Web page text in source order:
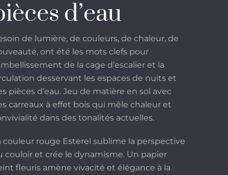
d’eau
de lumière, de couleurs, de chaleur, de
ont été les mots clefs pour
de la cage d’escalier et la
desservant les espaces de nuits et
pièces d’eau. Jeu de matière en sol avec
carreaux à effet bois qui mêle chaleur et
dans des tonalités actuelles.
couleur rouge Esterel sublime la perspective
couloir et crée le dynamisme. Un papier
fleuris amène vivacité et élégance à la